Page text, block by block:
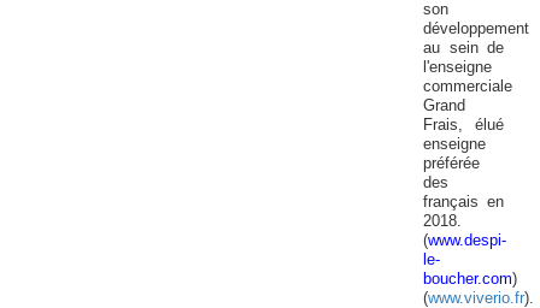
son
développement
au sein de
l'enseigne
commerciale
Grand
Frais, élué
enseigne
préférée
des
français en
2018.
(www.despi-
le-
boucher.com)
(www.viverio.fr).